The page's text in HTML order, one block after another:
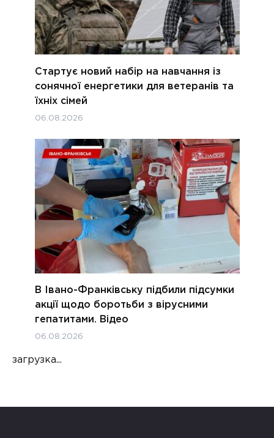
Стартує новий набір на навчання із
сонячної енергетики для ветеранів та
їхніх сімей
06.08.2026
В Івано-Франківську підбили підсумки
акції щодо боротьби з вірусними
гепатитами. Відео
06.08.2026
загрузка...